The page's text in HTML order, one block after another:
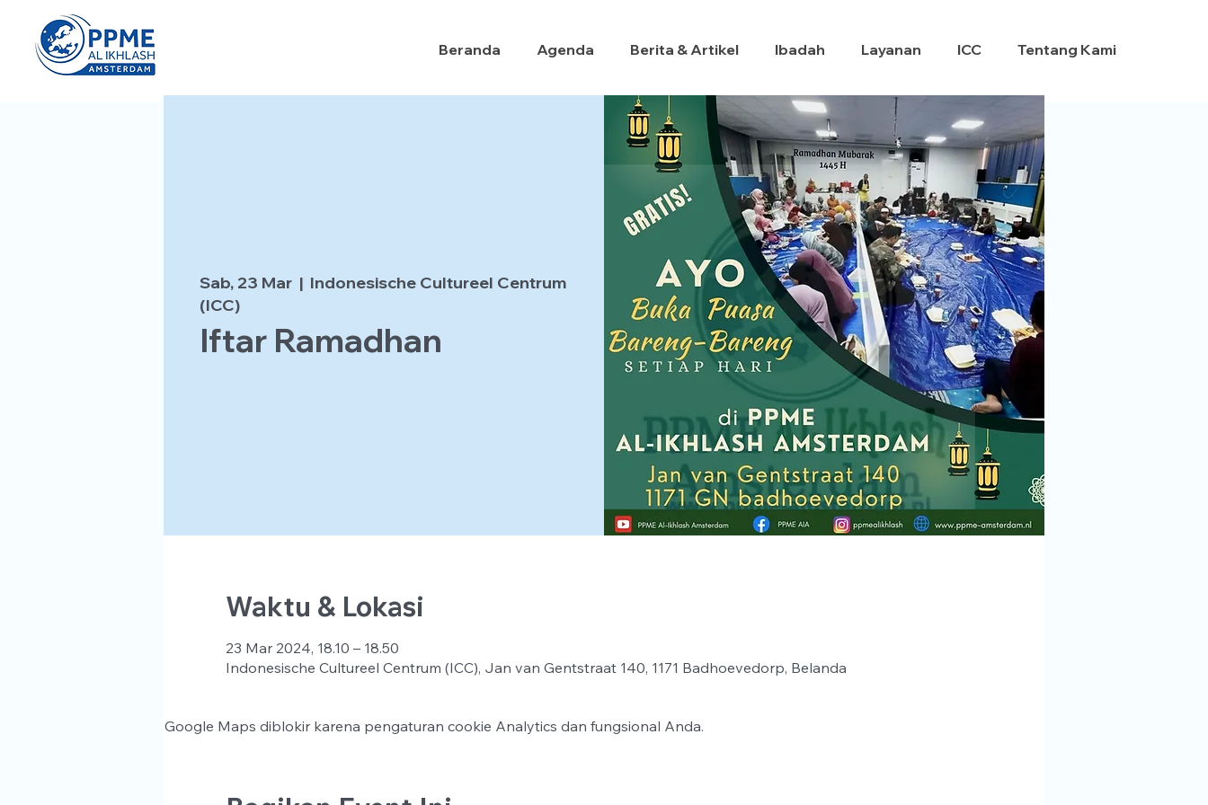
Beranda Agenda Berita & Artikel Ibadah Layanan ICC Tentang Kami
Sab, 23 Mar
  |
Indonesische Cultureel Centrum
(ICC)
Iftar Ramadhan
Waktu & Lokasi
23 Mar 2024, 18.10 – 18.50
Indonesische Cultureel Centrum (ICC), Jan van Gentstraat 140, 1171 Badhoevedorp, Belanda
Google Maps diblokir karena pengaturan cookie Analytics dan fungsional Anda.